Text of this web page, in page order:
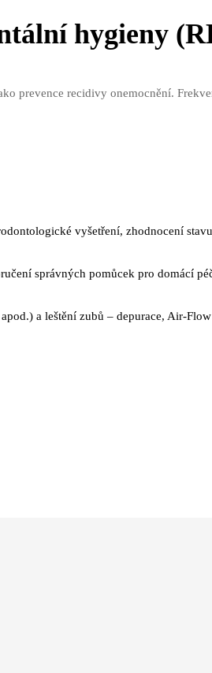
hygieny
prevence recidivy onemocnění.
vyšetření, zhodnocení
správných pomůcek pro domácí
a leštění zubů – depurace, Air-